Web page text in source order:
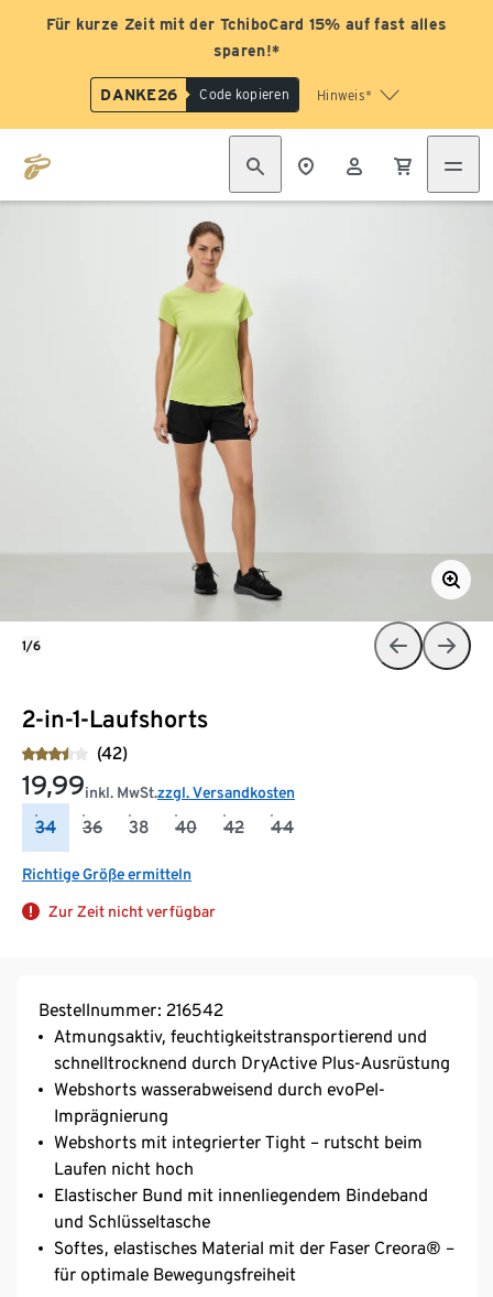
Für kurze Zeit mit der TchiboCard 15% auf fast alles
sparen!*
DANKE26 Code kopieren Hinweis*
2-in-1-Laufshorts
(42)
19,99inkl. MwSt.zzgl. Versandkosten
34 36 38 40 42 44
Richtige Größe ermitteln
Zur Zeit nicht verfügbar
1/6
Bestellnummer: 216542
Atmungsaktiv, feuchtigkeitstransportierend und
schnelltrocknend durch DryActive Plus-Ausrüstung
Webshorts wasserabweisend durch evoPel-
Imprägnierung
Webshorts mit integrierter Tight – rutscht beim
Laufen nicht hoch
Elastischer Bund mit innenliegendem Bindeband
und Schlüsseltasche
Softes, elastisches Material mit der Faser Creora® –
für optimale Bewegungsfreiheit